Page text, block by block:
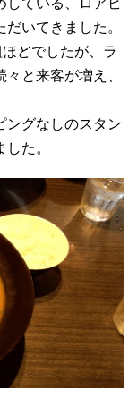
いてきました。
どでしたが、ラ
と来客が増え、
ングなしのスタン
た。